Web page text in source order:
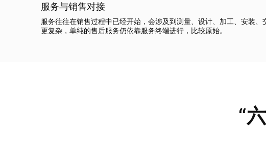
服务与销售对接
服务往往在销售过程中已经开始，会涉及到测量、设计、加工、安装、
更复杂，单纯的售后服务仍依靠服务终端进行，比较原始。
“